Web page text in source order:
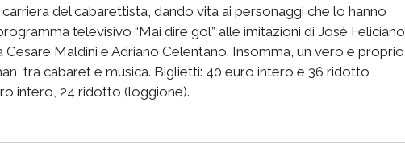
del cabarettista, dando vita ai personaggi che lo hanno
televisivo “Mai dire gol” alle imitazioni di Josè Feliciano
Cesare Maldini e Adriano Celentano. Insomma, un vero e proprio
tra cabaret e musica. Biglietti: 40 euro intero e 36 ridotto
intero, 24 ridotto (loggione).